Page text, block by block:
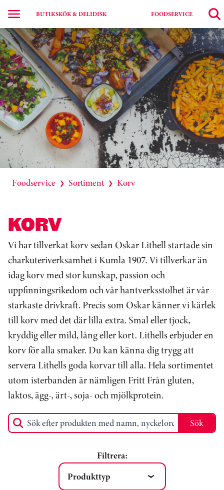
BUTIKSKÖK & DELIDISK FOODSERVICE
Foodservice ❯ Sortiment ❯ Korv
KORV
Vi har tillverkat korv sedan Oskar Lithell startade sin
charkuteriverksamhet i Kumla 1907. Vi tillverkar än
idag korv med stor kunskap, passion och
uppfinningsrikedom och vår hantverksstolhet är vår
starkaste drivkraft. Precis som Oskar känner vi kärlek
till korv med det där lilla extra. Smal eller tjock,
kryddig eller mild, lång eller kort. Lithells erbjuder en
korv för alla smaker. Du kan känna dig trygg att
servera Lithells goda korvar till alla. Hela sortimentet
utom isterbanden är nämligen Fritt Från gluten,
laktos, ägg-, ärt-, soja- och mjölkprotein.
Sök efter produkten med namn, nyckelord eller produkt-ID
Sök
Filtrera:
Produkttyp